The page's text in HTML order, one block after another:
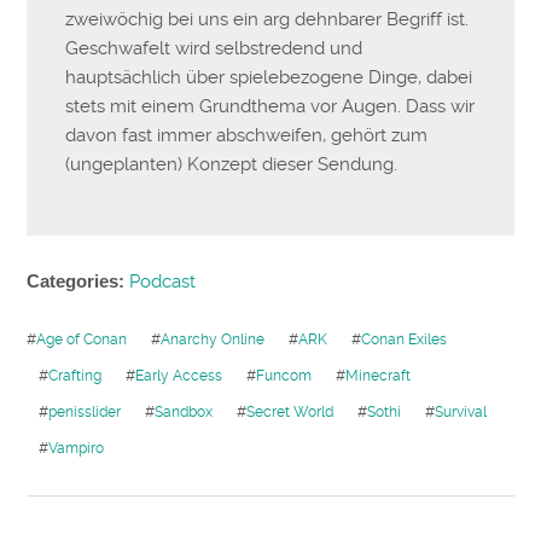
zweiwöchig bei uns ein arg dehnbarer Begriff ist.
Geschwafelt wird selbstredend und
hauptsächlich über spielebezogene Dinge, dabei
stets mit einem Grundthema vor Augen. Dass wir
davon fast immer abschweifen, gehört zum
(ungeplanten) Konzept dieser Sendung.
Categories: Podcast
#Age of Conan #Anarchy Online #ARK #Conan Exiles
#Crafting #Early Access #Funcom #Minecraft
#penisslider #Sandbox #Secret World #Sothi #Survival
#Vampiro